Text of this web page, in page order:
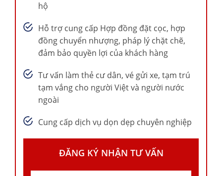
hộ
Hỗ trợ cung cấp Hợp đồng đặt cọc, hợp
đồng chuyển nhượng, pháp lý chặt chẽ,
đảm bảo quyền lợi của khách hàng
Tư vấn làm thẻ cư dân, vé gửi xe, tạm trú
tạm vắng cho người Việt và người nước
ngoài
Cung cấp dịch vụ dọn dẹp chuyên nghiệp
ĐĂNG KÝ NHẬN TƯ VẤN